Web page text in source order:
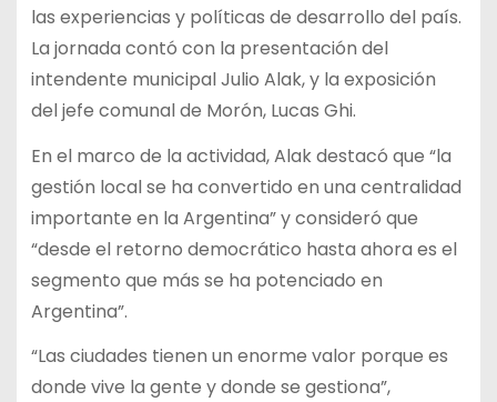
las experiencias y políticas de desarrollo del país.
La jornada contó con la presentación del
intendente municipal Julio Alak, y la exposición
del jefe comunal de Morón, Lucas Ghi.
En el marco de la actividad, Alak destacó que “la
gestión local se ha convertido en una centralidad
importante en la Argentina” y consideró que
“desde el retorno democrático hasta ahora es el
segmento que más se ha potenciado en
Argentina”.
“Las ciudades tienen un enorme valor porque es
donde vive la gente y donde se gestiona”,